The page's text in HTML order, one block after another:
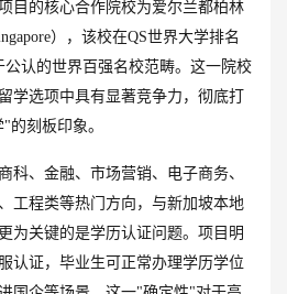
目的核心合作院校为爱尔兰都柏林
），该校在QS世界大学排名
公认的世界百强名校范畴。这一院校
学选项中具有显著竞争力，彻底打
的刻板印象。
科、金融、市场营销、电子商务、
工程类等热门方向，与新加坡本地
为关键的是学历认证问题。项目明
认证，毕业生可正常办理学历学位